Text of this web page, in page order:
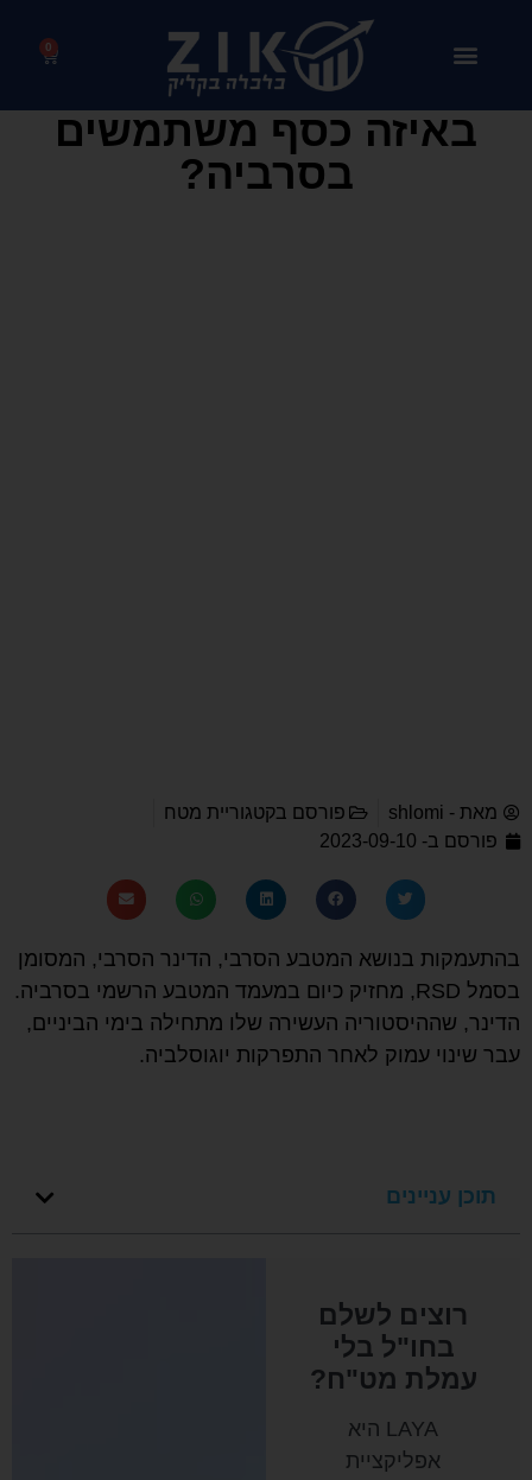
0
באיזה כסף משתמשים
בסרביה?
מאת - shlomi פורסם בקטגוריית מטח
פורסם ב- 2023-09-10
בהתעמקות בנושא המטבע הסרבי, הדינר הסרבי, המסומן
בסמל RSD, מחזיק כיום במעמד המטבע הרשמי בסרביה.
הדינר, שההיסטוריה העשירה שלו מתחילה בימי הביניים,
עבר שינוי עמוק לאחר התפרקות יוגוסלביה.
תוכן עניינים
רוצים לשלם
בחו"ל בלי
עמלת מט"ח?
LAYA היא
אפליקציית